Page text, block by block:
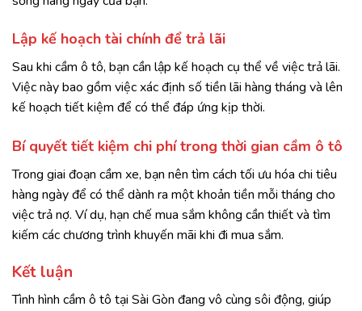
Lập kế hoạch tài chính để trả lãi
Sau khi cầm ô tô, bạn cần lập kế hoạch cụ thể về việc trả lãi.
Việc này bao gồm việc xác định số tiền lãi hàng tháng và lên
kế hoạch tiết kiệm để có thể đáp ứng kịp thời.
Bí quyết tiết kiệm chi phí trong thời gian cầm ô tô
Trong giai đoạn cầm xe, bạn nên tìm cách tối ưu hóa chi tiêu
hàng ngày để có thể dành ra một khoản tiền mỗi tháng cho
việc trả nợ. Ví dụ, hạn chế mua sắm không cần thiết và tìm
kiếm các chương trình khuyến mãi khi đi mua sắm.
Kết luận
Tình hình cầm ô tô tại Sài Gòn đang vô cùng sôi động, giúp